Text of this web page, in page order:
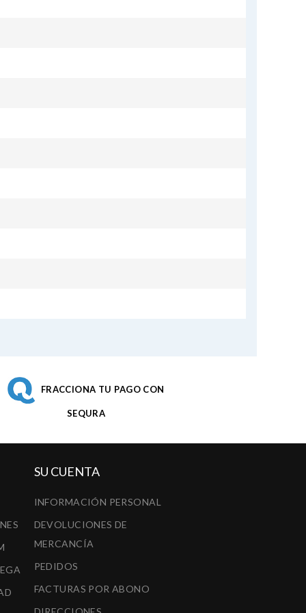
FRACCIONA TU PAGO CON
SEQURA
SU CUENTA
INFORMACIÓN PERSONAL
DEVOLUCIONES DE
MERCANCÍA
PEDIDOS
FACTURAS POR ABONO